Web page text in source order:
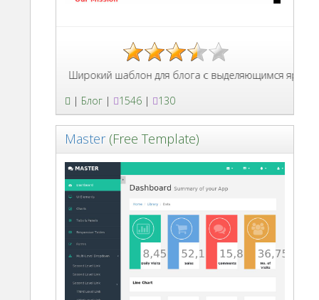
Широкий шаблон для блога с выделяющимся ярким
| Блог | 1546 | 130
Master(Free Template)